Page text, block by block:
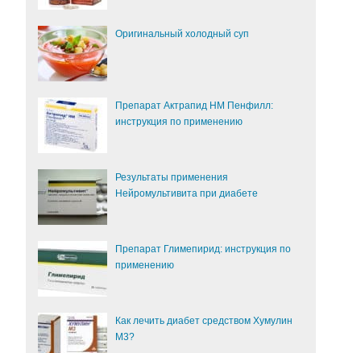
Оригинальный холодный суп
Препарат Актрапид НМ Пенфилл:
инструкция по применению
Результаты применения
Нейромультивита при диабете
Препарат Глимепирид: инструкция по
применению
Как лечить диабет средством Хумулин
М3?